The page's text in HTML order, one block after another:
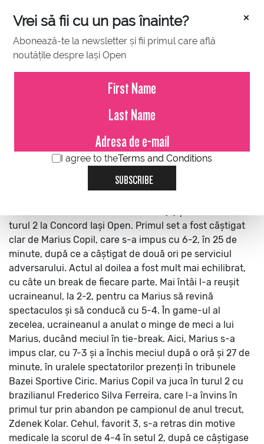
×
Vrei să fii cu un pas înainte?
Abonează-te la newsletter și fii primul care află
noutățile despre Iași Open
I agree to theTerms and Conditions
SUBSCRIBE
JULY 12, 2022
Marius Copil s-a calificat în turul
Jucătorul român Marius Copil, locul 330 ATP, l-a învins,
marți seară, în ultimul meci de pe arena centrală a
turul 2 la Concord Iași Open. Primul set a fost câștigat
clar de Marius Copil, care s-a impus cu 6-2, în 25 de
minute, după ce a câștigat de două ori pe serviciul
adversarului. Actul al doilea a fost mult mai echilibrat,
cu câte un break de fiecare parte. Mai întâi l-a reușit
ucraineanul, la 2-2, pentru ca Marius să revină
spectaculos și să conducă cu 5-4. În game-ul al
zecelea, ucraineanul a anulat o minge de meci a lui
Marius, ducând meciul în tie-break. Aici, Marius s-a
impus clar, cu 7-3 și a închis meciul după o oră și 27 de
minute, în uralele spectatorilor prezenți în tribunele
Bazei Sportive Ciric. Marius Copil va juca în turul 2 cu
brazilianul Frederico Silva Ferreira, care l-a învins în
primul tur prin abandon pe campionul de anul trecut,
Zdenek Kolar. Cehul, favorit 3, s-a retras din motive
medicale la scorul de 4-4 în setul 2, după ce câștigase